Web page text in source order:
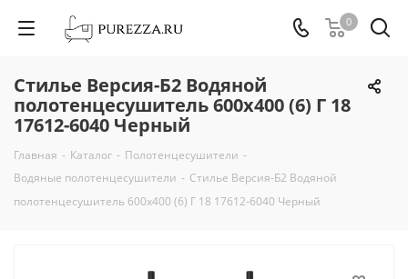
0
Стилье Версия-Б2 Водяной
полотенцесушитель 600х400 (6) Г 18
17612-6040 Черный
Главная - Каталог - Полотенцесушители -
Водяные полотенцесушители - Стилье Версия-Б2 Водяной
полотенцесушитель 600х400 (6) Г 18 17612-6040 Черный